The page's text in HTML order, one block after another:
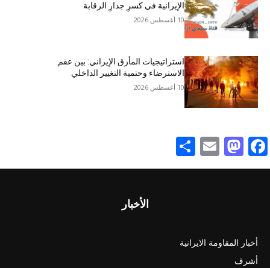
الإيرانية في كسرِ جدارِ الرقابة
10 أغسطس 2026
استراتيجيات المأزق الإيراني: بين عقم
الاسترضاء وحتمية التغيير الداخلي
10 أغسطس 2026
Facebook
Mastodon
Email
الأخبار
أخبار المقاومة الايرانية
أشرف